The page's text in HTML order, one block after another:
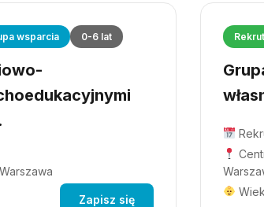
wsparcia 0-6 lat
Zapisz się